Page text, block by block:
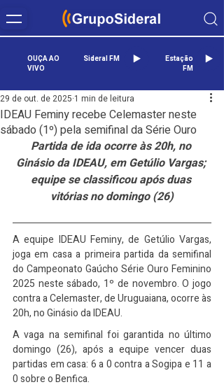
OUÇA AO
VIVO
Sideral FM
Estação
FM
IDEAU Feminy recebe Celemaster neste
sábado (1º) pela semifinal da Série Ouro
29 de out. de 2025 1 min de leitura
Partida de ida ocorre às 20h, no
Ginásio da IDEAU, em Getúlio Vargas;
equipe se classificou após duas
vitórias no domingo (26)
A equipe IDEAU Feminy, de Getúlio Vargas,
joga em casa a primeira partida da semifinal
do Campeonato Gaúcho Série Ouro Feminino
2025 neste sábado, 1º de novembro. O jogo
contra a Celemaster, de Uruguaiana, ocorre às
20h, no Ginásio da IDEAU.
A vaga na semifinal foi garantida no último
domingo (26), após a equipe vencer duas
partidas em casa: 6 a 0 contra a Sogipa e 11 a
0 sobre o Benfica.